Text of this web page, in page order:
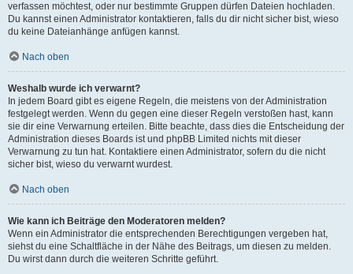
verfassen möchtest, oder nur bestimmte Gruppen dürfen Dateien hochladen.
Du kannst einen Administrator kontaktieren, falls du dir nicht sicher bist, wieso
du keine Dateianhänge anfügen kannst.
Nach oben
Weshalb wurde ich verwarnt?
In jedem Board gibt es eigene Regeln, die meistens von der Administration
festgelegt werden. Wenn du gegen eine dieser Regeln verstoßen hast, kann
sie dir eine Verwarnung erteilen. Bitte beachte, dass dies die Entscheidung der
Administration dieses Boards ist und phpBB Limited nichts mit dieser
Verwarnung zu tun hat. Kontaktiere einen Administrator, sofern du die nicht
sicher bist, wieso du verwarnt wurdest.
Nach oben
Wie kann ich Beiträge den Moderatoren melden?
Wenn ein Administrator die entsprechenden Berechtigungen vergeben hat,
siehst du eine Schaltfläche in der Nähe des Beitrags, um diesen zu melden.
Du wirst dann durch die weiteren Schritte geführt.